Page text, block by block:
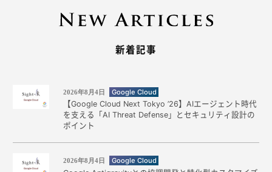
新着記事
2026年8月4日 Google Cloud
【Google Cloud Next Tokyo ’26】AIエージェント時代
を支える「AI Threat Defense」とセキュリティ設計の
ポイント
2026年8月4日 Google Cloud